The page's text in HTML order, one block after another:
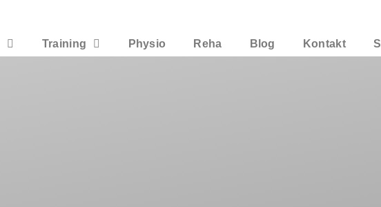
Training Physio Reha Blog Kontakt